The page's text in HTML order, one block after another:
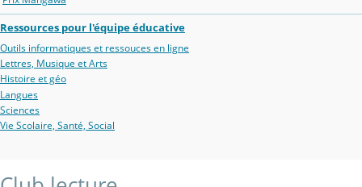
Ressources pour l'équipe éducative
Outils informatiques et ressouces en ligne
Lettres, Musique et Arts
Histoire et géo
Langues
Sciences
Vie Scolaire, Santé, Social